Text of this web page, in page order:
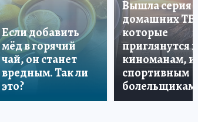
Если добавить
мёд в горячий
чай, он станет
вредным. Так ли
это?
Вышла серия
домашних ТВ,
которые
приглянутся и
киноманам, и
спортивным
болельщикам